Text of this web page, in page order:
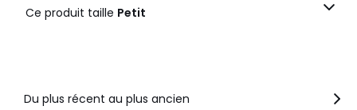
1
Ce produit taille Petit
Du plus récent au plus ancien